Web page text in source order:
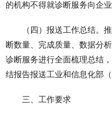
的机构不得就诊断服务向企
（四）报送工作总结。
断数量、完成质量、数据分
诊断服务进行全面梳理总结
结报告报送工业和信息化部
三、工作要求